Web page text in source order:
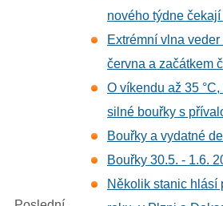
nového týdne
Extrémní vlna
června a začátkem
O víkendu až 35
silné bouřky s
Bouřky a vydatné
Bouřky 30.5. - 1.6.
Několik stanic hlásí